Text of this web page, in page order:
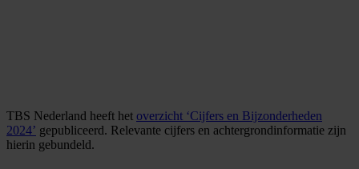
TBS Nederland heeft het overzicht ‘Cijfers en Bijzonderheden
2024’ gepubliceerd. Relevante cijfers en achtergrondinformatie zijn
hierin gebundeld.